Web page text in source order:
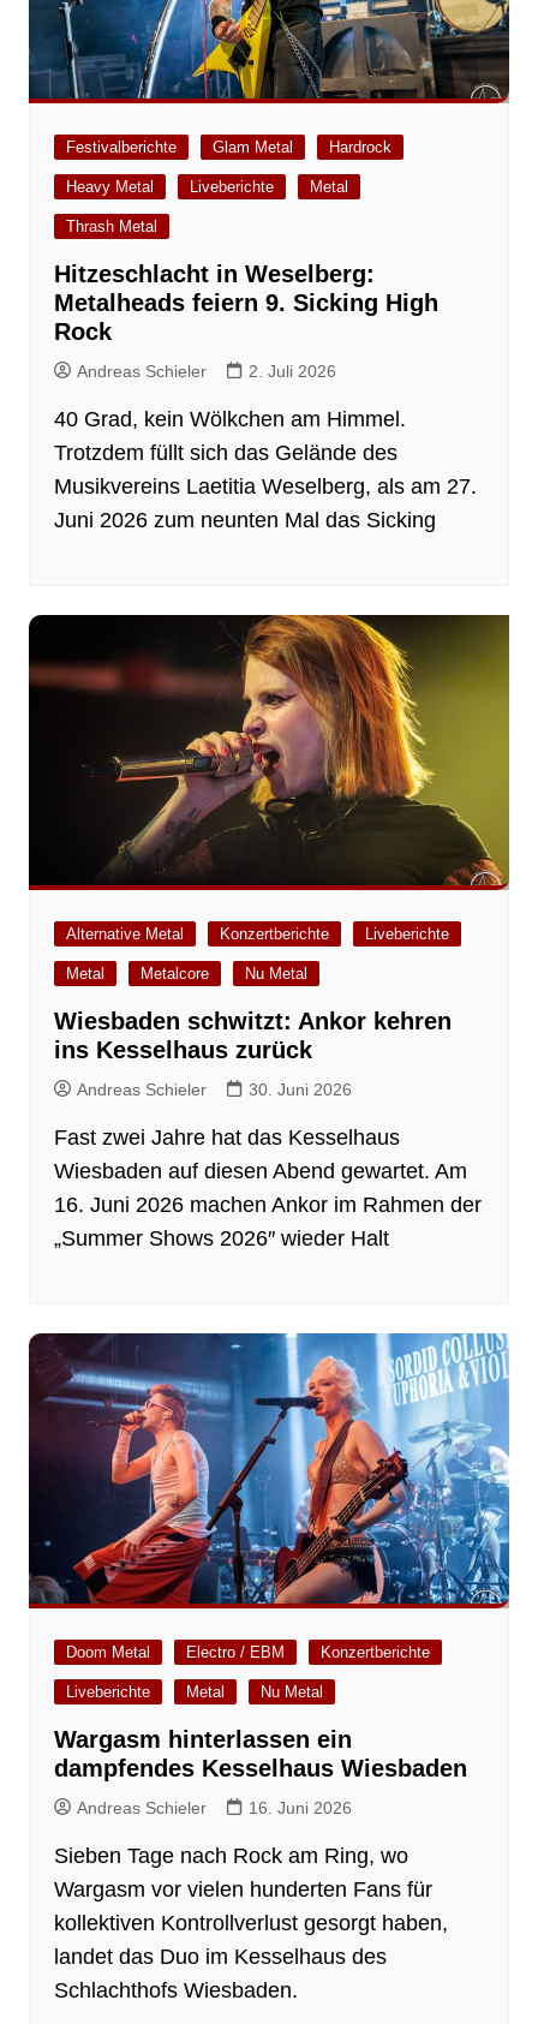
Festivalberichte Glam Metal Hardrock
Heavy Metal Liveberichte Metal
Thrash Metal
Hitzeschlacht in Weselberg:
Metalheads feiern 9. Sicking High
Rock
Andreas Schieler 2. Juli 2026
40 Grad, kein Wölkchen am Himmel.
Trotzdem füllt sich das Gelände des
Musikvereins Laetitia Weselberg, als am 27.
Juni 2026 zum neunten Mal das Sicking
Alternative Metal Konzertberichte Liveberichte
Metal Metalcore Nu Metal
Wiesbaden schwitzt: Ankor kehren
ins Kesselhaus zurück
Andreas Schieler 30. Juni 2026
Fast zwei Jahre hat das Kesselhaus
Wiesbaden auf diesen Abend gewartet. Am
16. Juni 2026 machen Ankor im Rahmen der
„Summer Shows 2026″ wieder Halt
Doom Metal Electro / EBM Konzertberichte
Liveberichte Metal Nu Metal
Wargasm hinterlassen ein
dampfendes Kesselhaus Wiesbaden
Andreas Schieler 16. Juni 2026
Sieben Tage nach Rock am Ring, wo
Wargasm vor vielen hunderten Fans für
kollektiven Kontrollverlust gesorgt haben,
landet das Duo im Kesselhaus des
Schlachthofs Wiesbaden.